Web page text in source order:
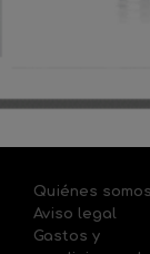
Quiénes somos
Aviso legal
Gastos y